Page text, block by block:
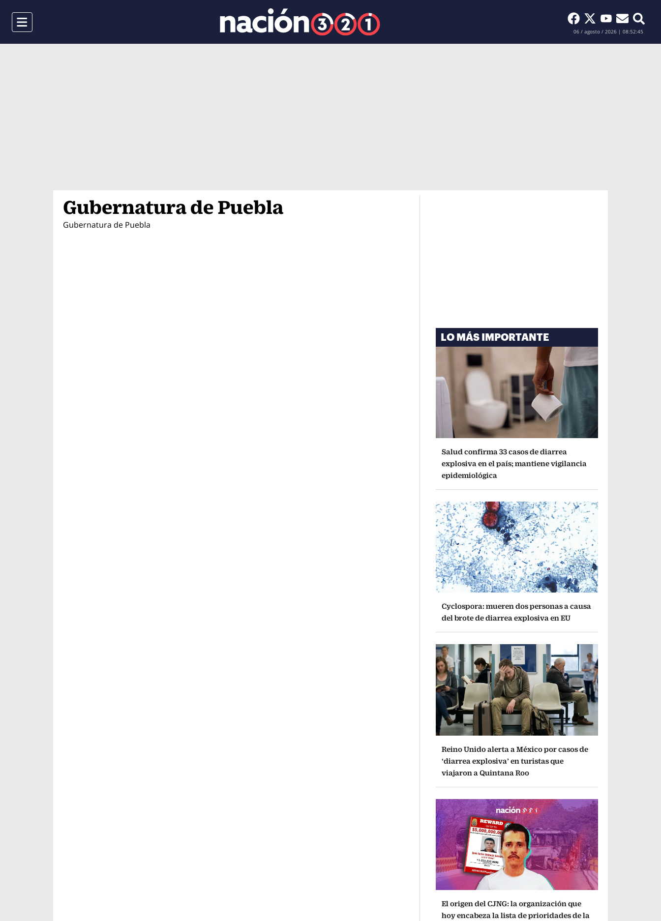
Menu Buscar
06 / agosto / 2026 | 08:52:46
Gubernatura de Puebla
Gubernatura de Puebla
LO MÁS IMPORTANTE
Salud confirma 33 casos de diarrea
explosiva en el país; mantiene vigilancia
epidemiológica
Cyclospora: mueren dos personas a causa
del brote de diarrea explosiva en EU
Reino Unido alerta a México por casos de
‘diarrea explosiva’ en turistas que
viajaron a Quintana Roo
El origen del CJNG: la organización que
hoy encabeza la lista de prioridades de la